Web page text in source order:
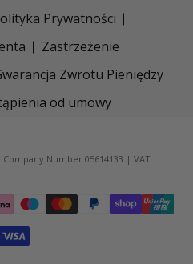
Prywatności
Zastrzeżenie
Zwrotu Pieniędzy
od umowy
Number 05614133 | VAT